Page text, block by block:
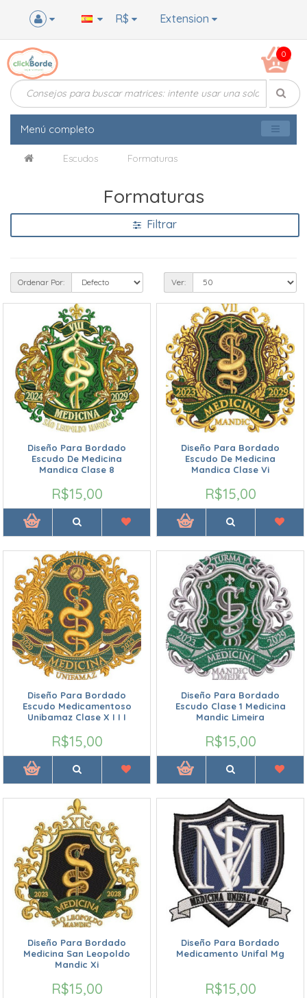
Extension
R$
0
Menú completo
Escudos Formaturas
Formaturas
Filtrar
Ordenar Por: Ver:
Diseño Para Bordado
Escudo De Medicina
Mandica Clase 8
R$15,00
Diseño Para Bordado
Escudo De Medicina
Mandica Clase Vi
R$15,00
Diseño Para Bordado
Escudo Medicamentoso
Unibamaz Clase X I I I
R$15,00
Diseño Para Bordado
Escudo Clase 1 Medicina
Mandic Limeira
R$15,00
Diseño Para Bordado
Medicina San Leopoldo
Mandic Xi
R$15,00
Diseño Para Bordado
Medicamento Unifal Mg
R$15,00